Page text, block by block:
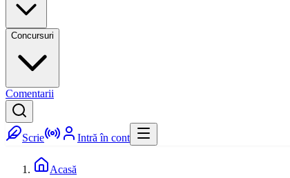
Concursuri
Comentarii
Scrie Intră în cont
Acasă